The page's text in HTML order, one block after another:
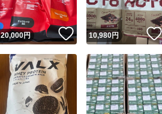
20,000円 いいね！
10,980円